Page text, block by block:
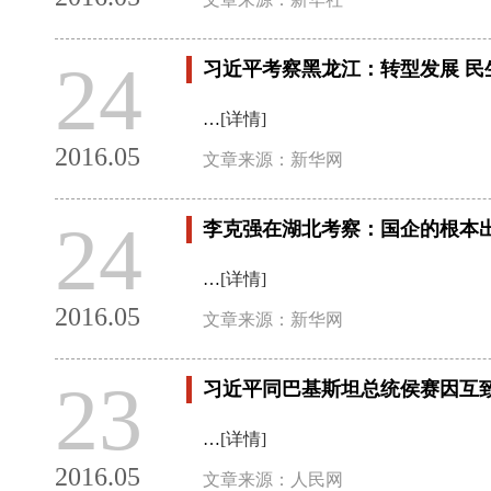
24
2016.05
习近平考察黑龙江：转型发展 民
…[详情]
文章来源：新华网
24
2016.05
李克强在湖北考察：国企的根本
…[详情]
文章来源：新华网
23
2016.05
习近平同巴基斯坦总统侯赛因互
…[详情]
文章来源：人民网